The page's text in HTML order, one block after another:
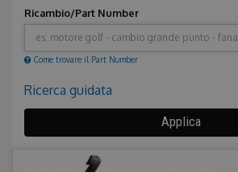
Ricambio/Part Number
Come trovare il Part Number
Nascondi
Ricerca guidata
Applica